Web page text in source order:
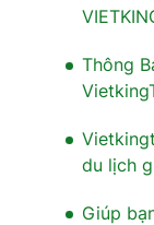
Thông
du lịch
Giúp